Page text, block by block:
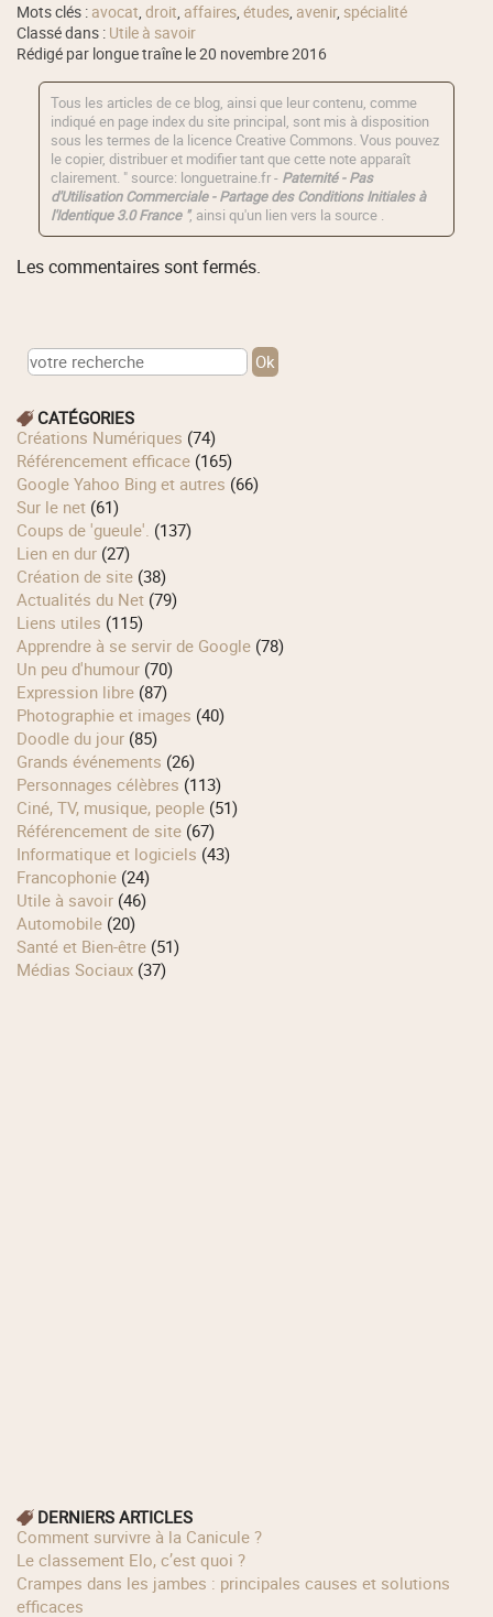
Mots clés : avocat,droit, affaires,études, avenir, spécialité
Classé dans : Utile à savoir
Rédigé par longue traîne le 20 novembre 2016
Tous les articles de ce blog, ainsi que leur contenu, comme
indiqué en page index du site principal, sont mis à disposition
sous les termes de la licence Creative Commons. Vous pouvez
le copier, distribuer et modifier tant que cette note apparaît
clairement. " source: longuetraine.fr - Paternité - Pas
d'Utilisation Commerciale - Partage des Conditions Initiales à
l'Identique 3.0 France ", ainsi qu'un lien vers la source .
Les commentaires sont fermés.
CATÉGORIES
Créations Numériques (74)
Référencement efficace (165)
Google Yahoo Bing et autres (66)
Sur le net (61)
Coups de 'gueule'. (137)
Lien en dur (27)
Création de site (38)
Actualités du Net (79)
Liens utiles (115)
Apprendre à se servir de Google (78)
Un peu d'humour (70)
Expression libre (87)
Photographie et images (40)
Doodle du jour (85)
Grands événements (26)
Personnages célèbres (113)
Ciné, TV, musique, people (51)
Référencement de site (67)
Informatique et logiciels (43)
Francophonie (24)
Utile à savoir (46)
Automobile (20)
Santé et Bien-être (51)
Médias Sociaux (37)
DERNIERS ARTICLES
Comment survivre à la Canicule ?
Le classement Elo, c’est quoi ?
Crampes dans les jambes : principales causes et solutions
efficaces